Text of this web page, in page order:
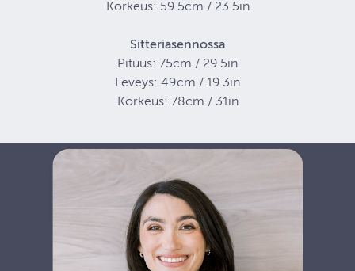
Korkeus: 59.5cm / 23.5in
Sitteriasennossa
Pituus: 75cm / 29.5in
Leveys: 49cm / 19.3in
Korkeus: 78cm / 31in